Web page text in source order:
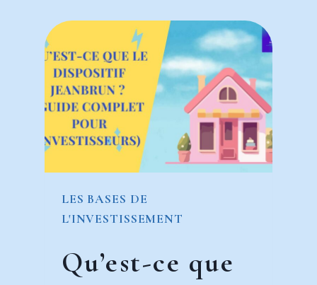
LES BASES DE
L'INVESTISSEMENT
Qu’est-ce que